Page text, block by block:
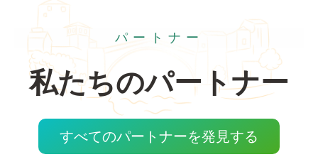
パートナー
私たちのパートナー
すべてのパートナーを発見する